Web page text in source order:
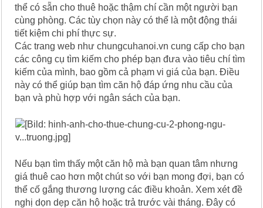
thể có sẵn cho thuê hoặc thậm chí cần một người bạn
cùng phòng. Các tùy chọn này có thể là một động thái
tiết kiệm chi phí thực sự.
Các trang web như chungcuhanoi.vn cung cấp cho bạn
các công cụ tìm kiếm cho phép bạn đưa vào tiêu chí tìm
kiếm của mình, bao gồm cả phạm vi giá của bạn. Điều
này có thể giúp bạn tìm căn hộ đáp ứng nhu cầu của
bạn và phù hợp với ngân sách của bạn.
Nếu bạn tìm thấy một căn hộ mà bạn quan tâm nhưng
giá thuê cao hơn một chút so với bạn mong đợi, bạn có
thể cố gắng thương lượng các điều khoản. Xem xét đề
nghị dọn dẹp căn hộ hoặc trả trước vài tháng. Đây có